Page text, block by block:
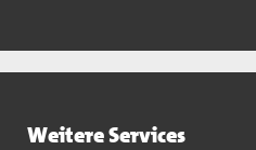
Weitere Services